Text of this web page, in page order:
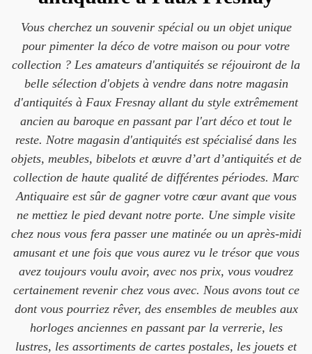
Vous cherchez un souvenir spécial ou un objet unique
pour pimenter la déco de votre maison ou pour votre
collection ? Les amateurs d'antiquités se réjouiront de la
belle sélection d'objets à vendre dans notre magasin
d'antiquités à Faux Fresnay allant du style extrêmement
ancien au baroque en passant par l'art déco et tout le
reste. Notre magasin d'antiquités est spécialisé dans les
objets, meubles, bibelots et œuvre d’art d’antiquités et de
collection de haute qualité de différentes périodes. Marc
Antiquaire est sûr de gagner votre cœur avant que vous
ne mettiez le pied devant notre porte. Une simple visite
chez nous vous fera passer une matinée ou un après-midi
amusant et une fois que vous aurez vu le trésor que vous
avez toujours voulu avoir, avec nos prix, vous voudrez
certainement revenir chez vous avec. Nous avons tout ce
dont vous pourriez rêver, des ensembles de meubles aux
horloges anciennes en passant par la verrerie, les
lustres, les assortiments de cartes postales, les jouets et